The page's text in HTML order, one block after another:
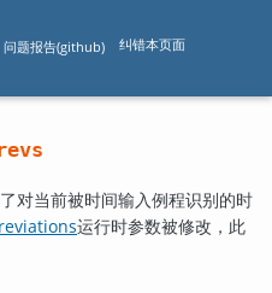
问题报告(github) 纠错本页面
对当前被时间输入例程识别的时
运行时参数被修改，此